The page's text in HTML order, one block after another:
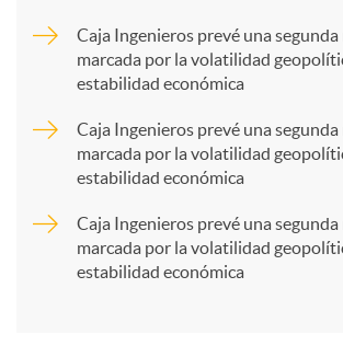
a
Caja Ingenieros prevé una
marcada por la volatilidad
estabilidad económica
Caja Ingenieros prevé una
marcada por la volatilidad
estabilidad económica
Caja Ingenieros prevé una
marcada por la volatilidad
estabilidad económica